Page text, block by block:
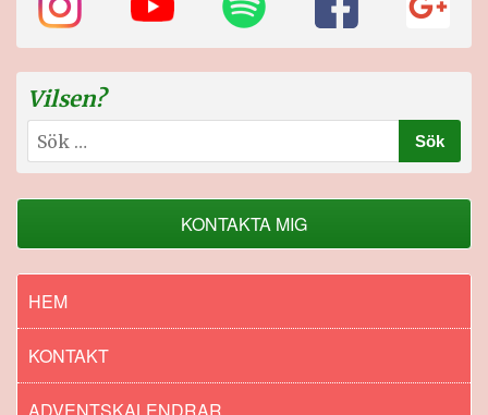
Vilsen?
Sök
efter:
KONTAKTA MIG
HEM
KONTAKT